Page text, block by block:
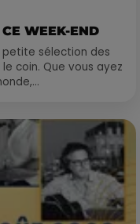
WEEK-END
petite sélection des
coin. Que vous ayez